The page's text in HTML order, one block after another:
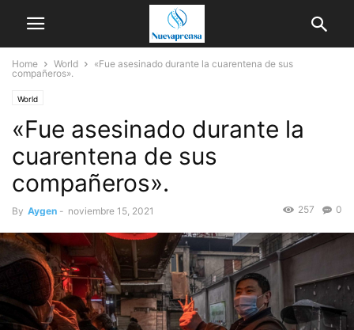
Home World
«Fue asesinado durante la cuarentena de sus
compañeros».
World
«Fue asesinado durante la
cuarentena de sus
compañeros».
By Aygen - noviembre 15, 2021 0
257